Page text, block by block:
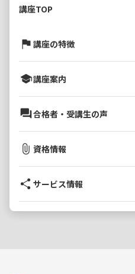
講座TOP
講座の特徴
講座案内
合格者・受講生の声
資格情報
サービス情報